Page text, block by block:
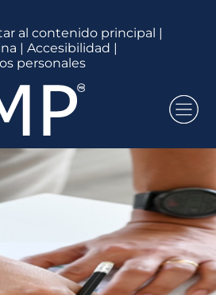
al contenido principal |
|Accesibilidad |
personales